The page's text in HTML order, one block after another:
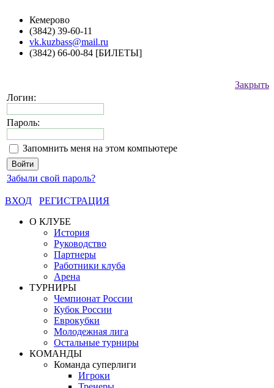
Кемерово
(3842) 39-60-11
vk.kuzbass@mail.ru
(3842) 66-00-84 [БИЛЕТЫ]
Закрыть
Логин:
Пароль:
Запомнить меня на этом компьютере
Забыли свой пароль?
ВХОД
РЕГИСТРАЦИЯ
О КЛУБЕ
История
Руководство
Партнеры
Работники клуба
Арена
ТУРНИРЫ
Чемпионат России
Кубок России
Еврокубки
Молодежная лига
Остальные турниры
КОМАНДЫ
Команда суперлиги
Игроки